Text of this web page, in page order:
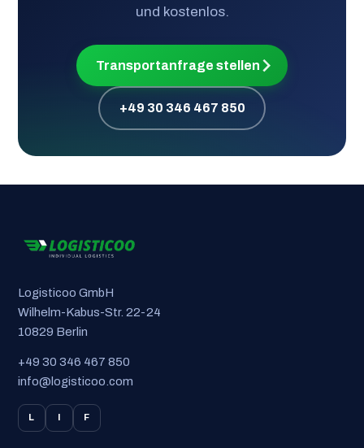
und kostenlos.
Transportanfrage stellen
+49 30 346 467 850
Logisticoo GmbH
Wilhelm-Kabus-Str. 22-24
10829 Berlin
+49 30 346 467 850
info@logisticoo.com
L F